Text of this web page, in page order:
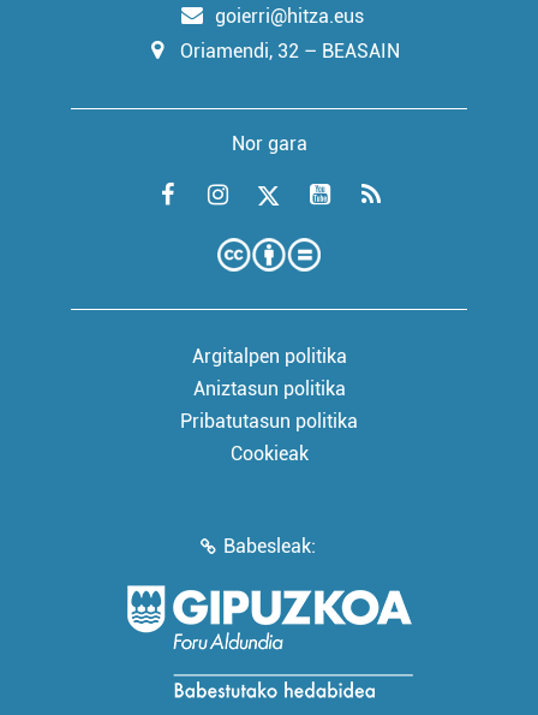
goierri@hitza.eus
Oriamendi, 32 – BEASAIN
Nor gara
Argitalpen politika
Aniztasun politika
Pribatutasun politika
Cookieak
Babesleak: